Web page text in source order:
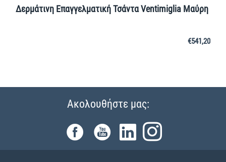
Δερμάτινη Επαγγελματική Τσάντα Ventimiglia Μαύρη
€541,20
Ακολουθήστε μας: